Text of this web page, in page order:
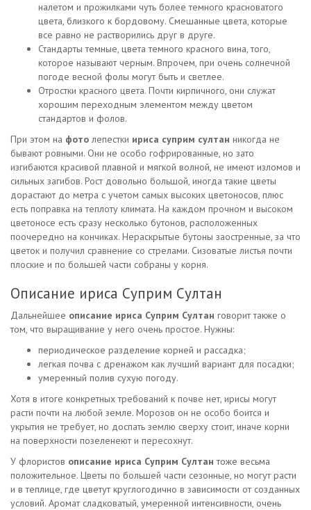
налетом и прожилками чуть более темного красноватого
цвета, близкого к бордовому. Смешанные цвета, которые
все равно не растворились друг в друге.
Стандарты темные, цвета темного красного вина, того,
которое называют черным. Впрочем, при очень солнечной
погоде весной фолы могут быть и светлее.
Отростки красного цвета. Почти кирпичного, они служат
хорошим переходным элементом между цветом
стандартов и фолов.
При этом на фото лепестки ириса суприм султан никогда не
бывают ровными. Они не особо гофрированные, но зато
изгибаются красивой плавной и мягкой волной, не имеют изломов и
сильных загибов. Рост довольно большой, иногда такие цветы
дорастают до метра с учетом самых высоких цветоносов, плюс
есть поправка на теплоту климата. На каждом прочном и высоком
цветоносе есть сразу несколько бутонов, расположенных
поочередно на кончиках. Нераскрытые бутоны заостренные, за что
цветок и получил сравнение со стрелами. Сизоватые листья почти
плоские и по большей части собраны у корня.
Описание ириса Суприм Султан
Дальнейшее описание ириса Суприм Султан говорит также о
том, что выращивание у него очень простое. Нужны:
периодическое разделение корней и рассадка;
легкая почва с дренажом как лучший вариант для посадки;
умеренный полив сухую погоду.
Хотя в итоге конкретных требований к почве нет, ирисы могут
расти почти на любой земле. Морозов он не особо боится и
укрытия не требует, но доспать землю сверху стоит, иначе корни
на поверхности позеленеют и пересохнут.
У флористов описание ириса Суприм Султантоже весьма
положительное. Цветы по большей части сезонные, но могут расти
и в теплице, где цветут круглогодично в зависимости от созданных
условий. Аромат сладковатый, умеренной интенсивности, очень